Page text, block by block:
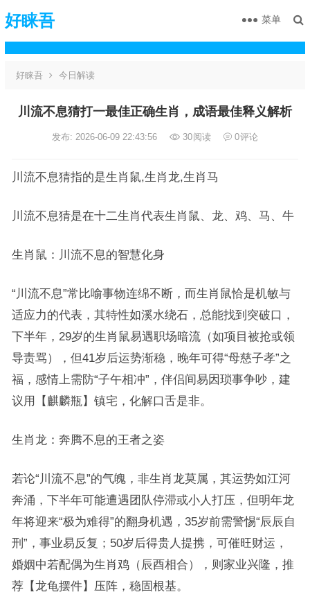
好睐吾 菜单
好睐吾 今日解读
川流不息猜打一最佳正确生肖，成语最佳释义解析
发布: 2026-06-09 22:43:56 30阅读 0评论
川流不息猜指的是生肖鼠,生肖龙,生肖马
川流不息猜是在十二生肖代表生肖鼠、龙、鸡、马、牛
生肖鼠：川流不息的智慧化身
“川流不息”常比喻事物连绵不断，而生肖鼠恰是机敏与
适应力的代表，其特性如溪水绕石，总能找到突破口，
下半年，29岁的生肖鼠易遇职场暗流（如项目被抢或领
导责骂），但41岁后运势渐稳，晚年可得“母慈子孝”之
福，感情上需防“子午相冲”，伴侣间易因琐事争吵，建
议用【麒麟瓶】镇宅，化解口舌是非。
生肖龙：奔腾不息的王者之姿
若论“川流不息”的气魄，非生肖龙莫属，其运势如江河
奔涌，下半年可能遭遇团队停滞或小人打压，但明年龙
年将迎来“极为难得”的翻身机遇，35岁前需警惕“辰辰自
刑”，事业易反复；50岁后得贵人提携，可催旺财运，
婚姻中若配偶为生肖鸡（辰酉相合），则家业兴隆，推
荐【龙龟摆件】压阵，稳固根基。